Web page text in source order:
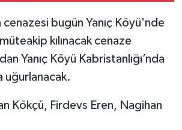
cenazesi bugün Yanıç Köyü'nde
kılınacak cenaze
Yanıç Köyü Kabristanlığı’nda
uğurlanacak.
Kökçü, Firdevs Eren, Nagihan